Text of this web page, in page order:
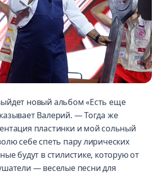
новый альбом «Есть еще
Валерий. — Тогда же
пластинки и мой сольный
себе спеть пару лирических
будут в стилистике, которую от
— веселые песни для